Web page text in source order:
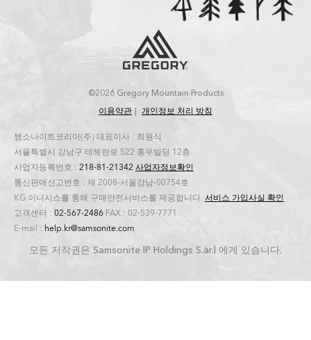
©2026 Gregory Mountain Products
이용약관
개인정보 처리 방침
쌤소나이트코리아(주) 대표이사 : 최원식
서울특별시 강남구 테헤란로 522 홍우빌딩 12층
사업자등록번호 : 218-81-21342 사업자정보확인
통신판매신고번호 : 제 2008-서울강남-00754호
KG 이니시스를 통해 구매안전서비스를 제공합니다. 서비스 가입사실 확인
고객센터 : 02-567-2486 FAX : 02-539-7771
E-mail : help.kr@samsonite.com
모든 저작권은 Samsonite IP Holdings S.àr.l 에게 있습니다.